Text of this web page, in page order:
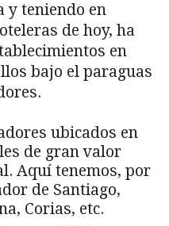
y teniendo en
de hoy, ha
en
bajo el paraguas
ubicados en
de gran valor
Aquí tenemos, por
de Santiago,
Corias, etc.